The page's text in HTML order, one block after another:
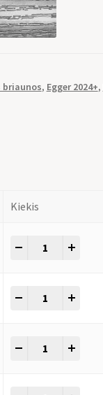
briaunos, Egger 2024+,
Kiekis